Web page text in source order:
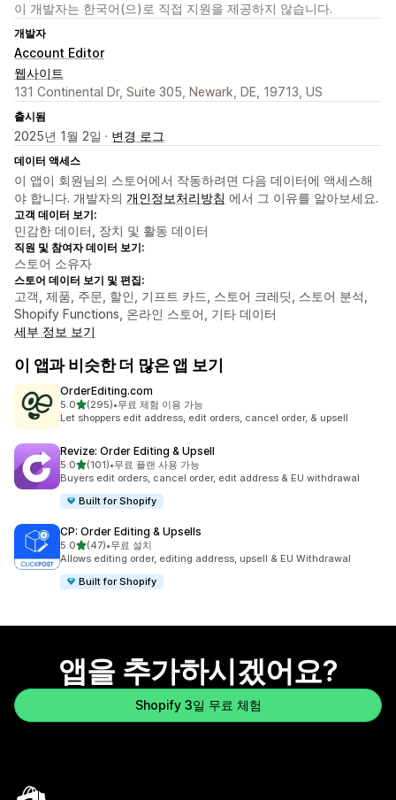
이 개발자는 한국어(으)로 직접 지원을 제공하지 않습니다.
개발자
Account Editor
웹사이트
131 Continental Dr, Suite 305, Newark, DE, 19713, US
출시됨
2025년 1월 2일 · 변경 로그
데이터 액세스
이 앱이 회원님의 스토어에서 작동하려면 다음 데이터에 액세스해
야 합니다. 개발자의 개인정보처리방침 에서 그 이유를 알아보세요.
고객 데이터 보기:
민감한 데이터, 장치 및 활동 데이터
직원 및 참여자 데이터 보기:
스토어 소유자
스토어 데이터 보기 및 편집:
고객, 제품, 주문, 할인, 기프트 카드, 스토어 크레딧, 스토어 분석,
Shopify Functions, 온라인 스토어, 기타 데이터
세부 정보 보기
이 앱과 비슷한 더 많은 앱 보기
OrderEditing.com
5.0별 5개 중
(295)
총 리뷰 295개
•무료 체험 이용 가능
Let shoppers edit address, edit orders, cancel order, & upsell
Revize: Order Editing & Upsell
5.0별 5개 중
(101)
총 리뷰 101개
•무료 플랜 사용 가능
Buyers edit orders, cancel order, edit address & EU withdrawal
Built for Shopify
CP: Order Editing & Upsells
5.0별 5개 중
(47)
총 리뷰 47개
•무료 설치
Allows editing order, editing address, upsell & EU Withdrawal
Built for Shopify
앱을 추가하시겠어요?
Shopify 3일 무료 체험